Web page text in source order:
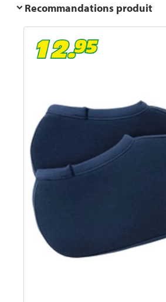
Recommandations produit